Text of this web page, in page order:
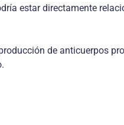
estar directamente
de anticuerpos